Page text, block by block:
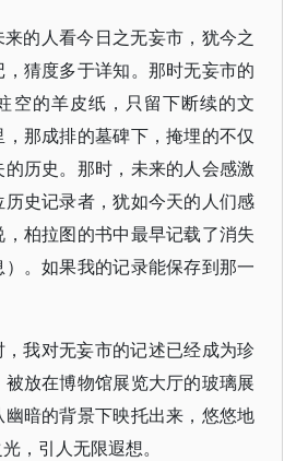
的人看今日之无妄市，犹今之
猜度多于详知。那时无妄市的
空的羊皮纸，只留下断续的文
那成排的墓碑下，掩埋的不仅
历史。那时，未来的人会感激
史记录者，犹如今天的人们感
柏拉图的书中最早记载了消失
。如果我的记录能保存到那一
我对无妄市的记述已经成为珍
放在博物馆展览大厅的玻璃展
暗的背景下映托出来，悠悠地
，引人无限遐想。